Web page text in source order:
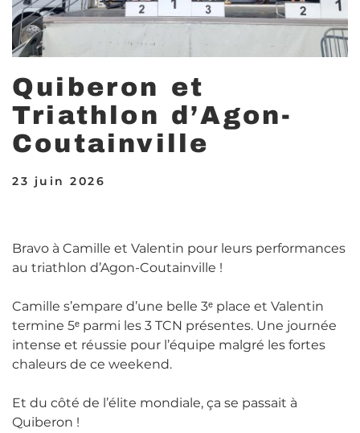
Quiberon et
Triathlon d’Agon-
Coutainville
23 juin 2026
Bravo à Camille et Valentin pour leurs performances
au triathlon d’Agon-Coutainville !
Camille s’empare d’une belle 3ᵉ place et Valentin
termine 5ᵉ parmi les 3 TCN présentes. Une journée
intense et réussie pour l’équipe malgré les fortes
chaleurs de ce weekend.
Et du côté de l’élite mondiale, ça se passait à
Quiberon !